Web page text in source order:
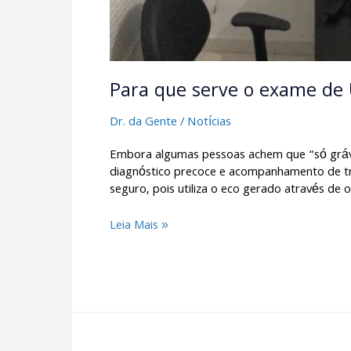
Para que serve o exame
Dr. da Gente/Notícias
Embora algumas pessoas achem que “só
diagnóstico precoce e acompanhamento
seguro, pois utiliza o eco gerado através de
Leia Mais »